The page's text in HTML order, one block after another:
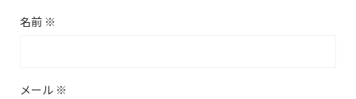
名前 ※
メール ※